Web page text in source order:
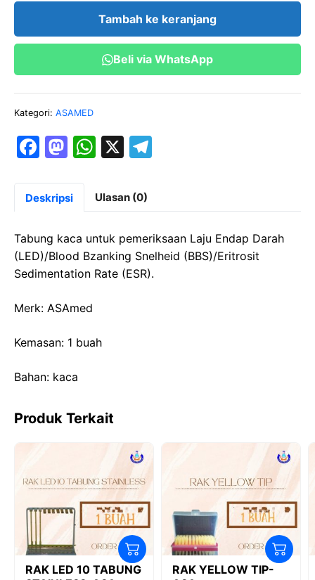
HEMATOKRIT
Tambah ke keranjang
Beli via WhatsApp
Kategori: ASAMED
F
c
b
o
o
k
M
st
d
o
n
W
at
s
A
p
p
X
gr
a
m
Deskripsi Ulasan (0)
Tabung kaca untuk pemeriksaan Laju Endap Darah
(LED)/Blood Bzanking Snelheid (BBS)/Eritrosit
Sedimentation Rate (ESR).
Merk: ASAmed
Kemasan: 1 buah
Bahan: kaca
Produk Terkait
RAK LED 10 TABUNG
RAK YELLOW TIP-